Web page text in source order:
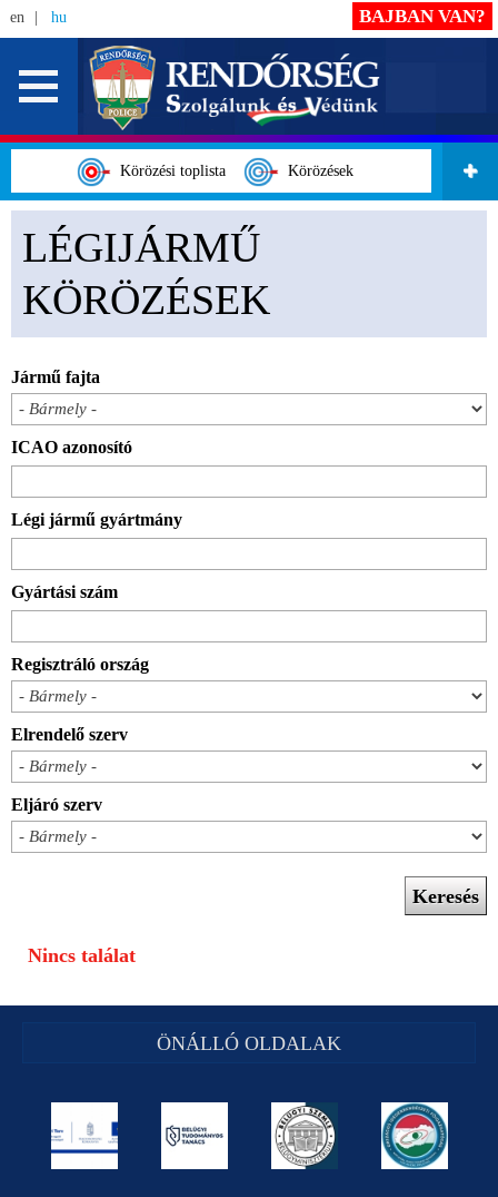
en hu
Körözési toplista Körözések
BAJBAN VAN?
LÉGIJÁRMŰ
KÖRÖZÉSEK
Jármű fajta
ICAO azonosító
Légi jármű gyártmány
Gyártási szám
Regisztráló ország
Elrendelő szerv
Eljáró szerv
Nincs találat
ÖNÁLLÓ OLDALAK